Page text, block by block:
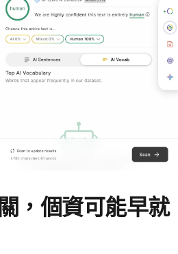
，個資可能早就